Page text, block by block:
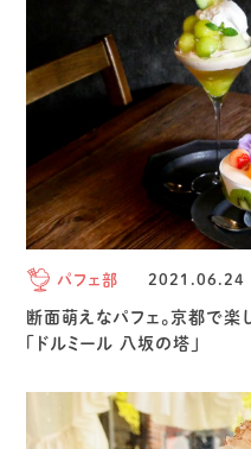
パフェ部 2021.06.24
断面萌えなパフェ。京都で楽
「ドルミール 八坂の塔」